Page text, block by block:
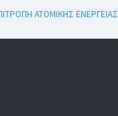
ΑΤΟΜΙΚΗΣ ΕΝΕΡΓΕΙΑΣ